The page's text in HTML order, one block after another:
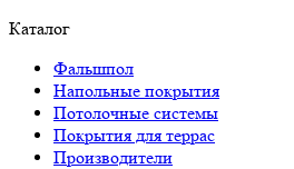
Каталог
Фальшпол
Напольные покрытия
Потолочные системы
Покрытия для террас
Производители